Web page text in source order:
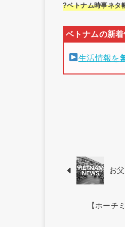
?ベトナム時事ネタ
生活情報を
お
【ホーチ